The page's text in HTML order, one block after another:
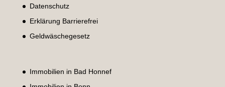
Datenschutz
Erklärung Barrierefrei
Geldwäschegesetz
Immobilien in Bad Honnef